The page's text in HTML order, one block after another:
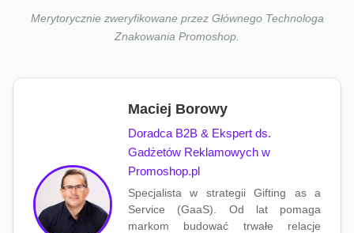
Merytorycznie zweryfikowane przez Głównego Technologa
Znakowania Promoshop.
Maciej Borowy
Doradca B2B & Ekspert ds.
Gadżetów Reklamowych w
Promoshop.pl
Specjalista w strategii Gifting as a
Service (GaaS). Od lat pomaga
markom budować trwałe relacje